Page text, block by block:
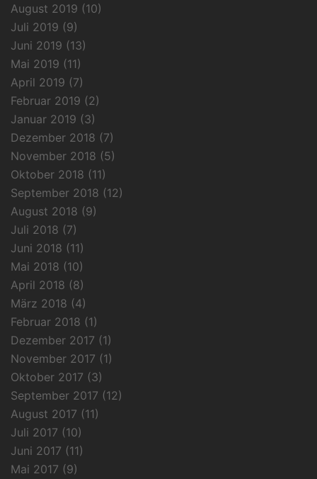
August 2019 (10)
Juli 2019 (9)
Juni 2019 (13)
Mai 2019 (11)
April 2019 (7)
Februar 2019 (2)
Januar 2019 (3)
Dezember 2018 (7)
November 2018 (5)
Oktober 2018 (11)
September 2018 (12)
August 2018 (9)
Juli 2018 (7)
Juni 2018 (11)
Mai 2018 (10)
April 2018 (8)
März 2018 (4)
Februar 2018 (1)
Dezember 2017 (1)
November 2017 (1)
Oktober 2017 (3)
September 2017 (12)
August 2017 (11)
Juli 2017 (10)
Juni 2017 (11)
Mai 2017 (9)